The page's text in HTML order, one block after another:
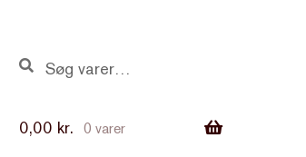
efter:
Søg
0,00 kr. 0 varer